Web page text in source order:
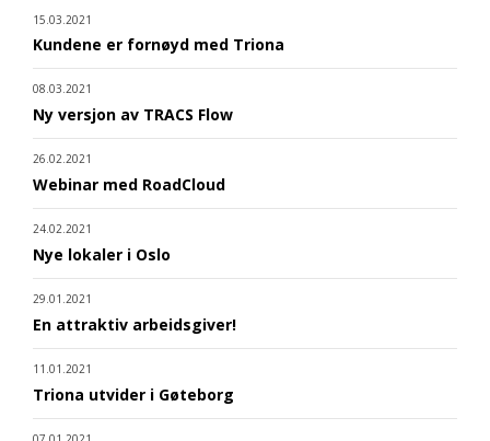
15.03.2021
Kundene er fornøyd med Triona
08.03.2021
Ny versjon av TRACS Flow
26.02.2021
Webinar med RoadCloud
24.02.2021
Nye lokaler i Oslo
29.01.2021
En attraktiv arbeidsgiver!
11.01.2021
Triona utvider i Gøteborg